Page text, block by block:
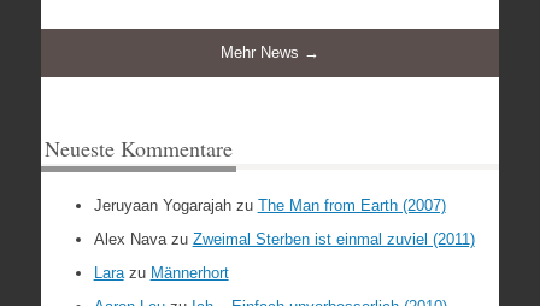
Mehr News →
Neueste Kommentare
Jeruyaan Yogarajahzu The Man from Earth (2007)
Alex Navazu Zweimal Sterben ist einmal zuviel (2011)
Larazu Männerhort